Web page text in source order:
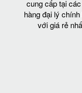
cung cấp tại
hàng đại lý chính
với giá rẻ